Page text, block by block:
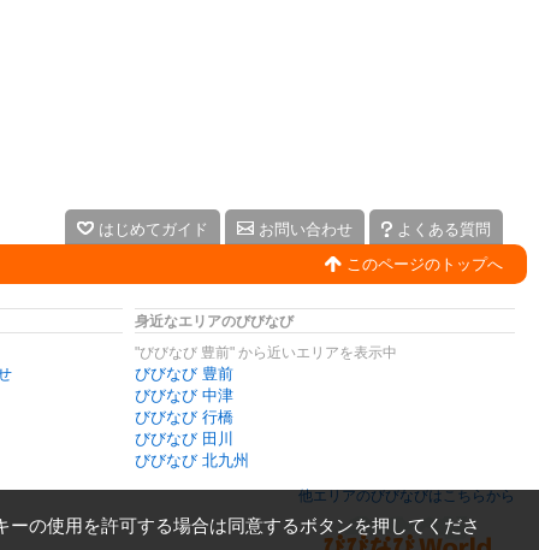
はじめてガイド お問い合わせ
よくある質問
このページのトップへ
身近なエリアのびびなび
"びびなび 豊前" から近いエリアを表示中
びびなび 豊前
びびなび 中津
びびなび 行橋
びびなび 田川
びびなび 北九州
他エリアのびびなびはこちらから
ーの使用を許可する場合は同意するボタンを押してくださ